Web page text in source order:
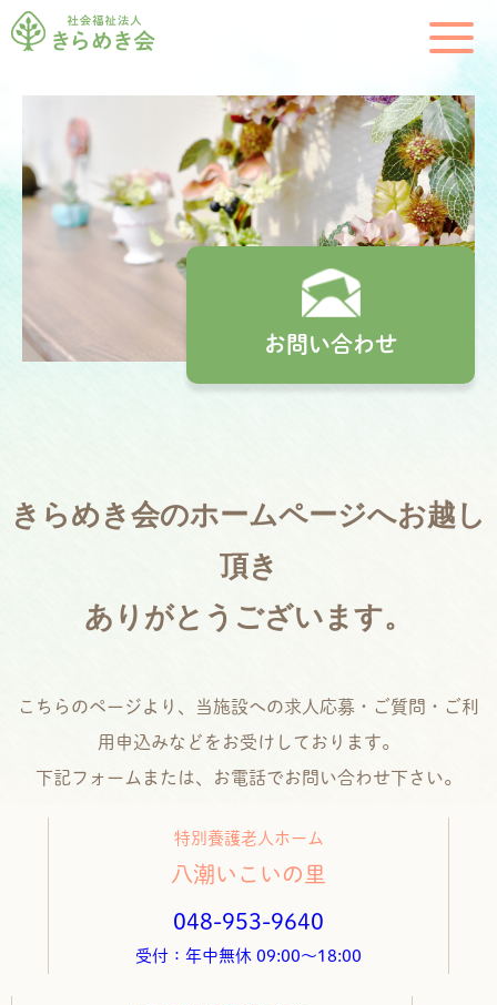
お問い合わせ
きらめき会のホームページへお越し
頂き
ありがとうございます。
こちらのページより、当施設への求人応募・ご質問・ご利
用申込みなどをお受けしております。
下記フォームまたは、お電話でお問い合わせ下さい。
特別養護老人ホーム
八潮いこいの里
048-953-9640
受付：年中無休 09:00～18:00